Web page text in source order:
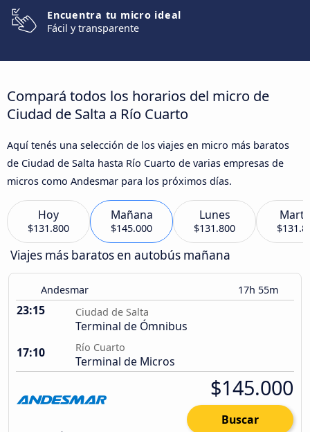
Encuentra tu micro ideal
Fácil y transparente
Compará todos los horarios del micro de
Ciudad de Salta a Río Cuarto
Aquí tenés una selección de los viajes en micro más baratos
de Ciudad de Salta hasta Río Cuarto de varias empresas de
micros como Andesmar para los próximos días.
Hoy
$131.800
Mañana
$145.000
Lunes
$131.800
Viajes más baratos en autobús mañana
Andesmar 17h 55m
23:15 Ciudad de Salta
Terminal de Ómnibus
17:10
Río Cuarto
Terminal de Micros
$145.000
Buscar